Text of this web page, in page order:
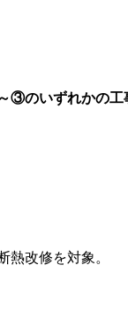
③のいずれかの工
改修を対象。